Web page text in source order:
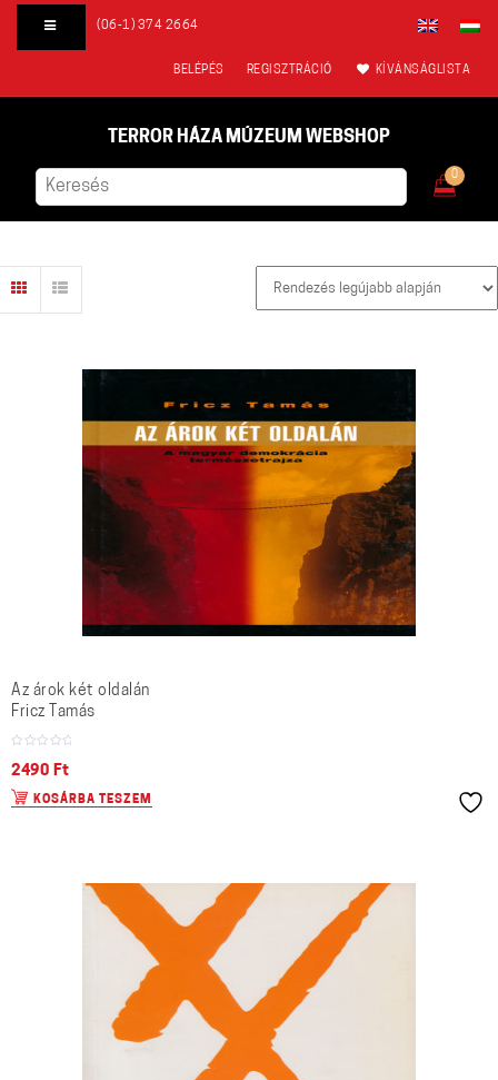
(06-1) 374 2664
BELÉPÉS REGISZTRÁCIÓ KÍVÁNSÁGLISTA
TERROR HÁZA MÚZEUM WEBSHOP
0
Az árok két oldalán
Fricz Tamás
2490 Ft
KOSÁRBA TESZEM